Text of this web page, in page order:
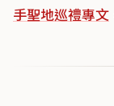
手聖地巡禮專文